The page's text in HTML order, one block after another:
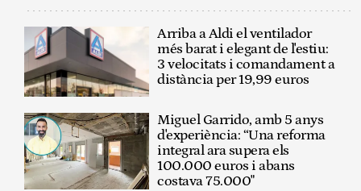
Arriba a Aldi el ventilador
més barat i elegant de l'estiu:
3 velocitats i comandament a
distància per 19,99 euros
Miguel Garrido, amb 5 anys
d'experiència: “Una reforma
integral ara supera els
100.000 euros i abans
costava 75.000"